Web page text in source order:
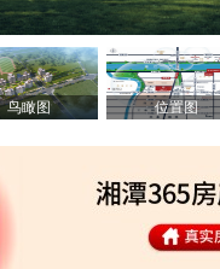
鸟瞰图 位置图